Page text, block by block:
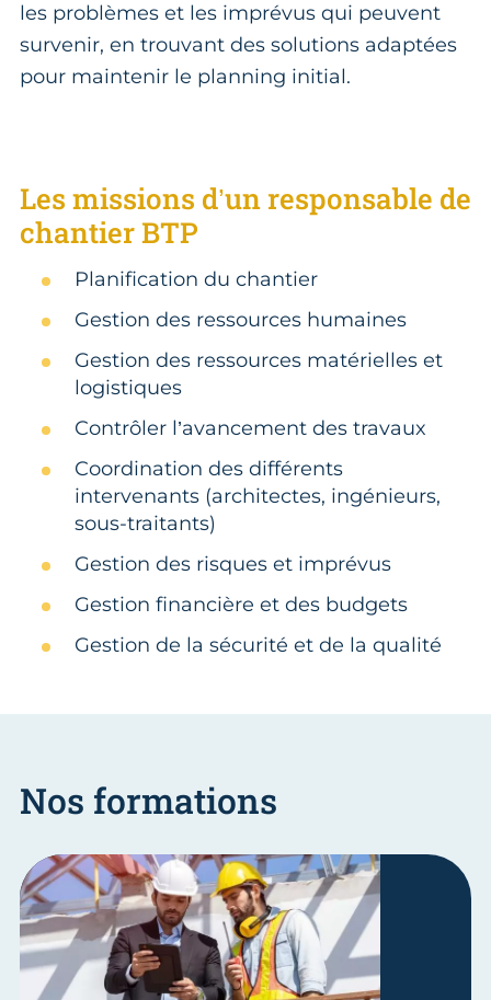
les problèmes et les imprévus qui peuvent
survenir, en trouvant des solutions adaptées
pour maintenir le planning initial.
Les missions d’un responsable de
chantier BTP
Planification du chantier
Gestion des ressources humaines
Gestion des ressources matérielles et
logistiques
Contrôler l’avancement des travaux
Coordination des différents
intervenants (architectes, ingénieurs,
sous-traitants)
Gestion des risques et imprévus
Gestion financière et des budgets
Gestion de la sécurité et de la qualité
Nos formations